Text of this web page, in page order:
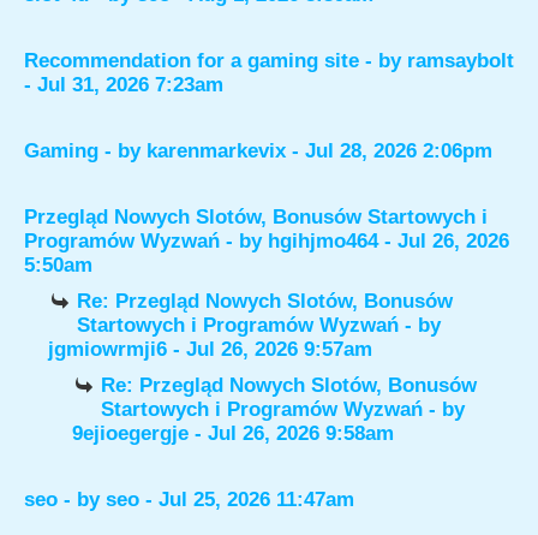
Recommendation for a gaming site - by ramsaybolt
- Jul 31, 2026 7:23am
Gaming - by karenmarkevix - Jul 28, 2026 2:06pm
Przegląd Nowych Slotów, Bonusów Startowych i
Programów Wyzwań - by hgihjmo464- Jul 26, 2026
5:50am
Re: Przegląd Nowych Slotów, Bonusów
Startowych i Programów Wyzwań - by
jgmiowrmji6 - Jul 26, 2026 9:57am
Re: Przegląd Nowych Slotów, Bonusów
Startowych i Programów Wyzwań - by
9ejioegergje - Jul 26, 2026 9:58am
seo - by seo - Jul 25, 2026 11:47am